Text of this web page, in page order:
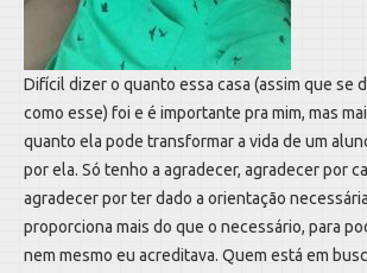
Difícil dizer o quanto essa casa (assim que se
como esse) foi e é importante pra mim, mas
quanto ela pode transformar a vida de um
por ela. Só tenho a agradecer, agradecer por
agradecer por ter dado a orientação
proporciona mais do que o necessário, para
nem mesmo eu acreditava. Quem está em